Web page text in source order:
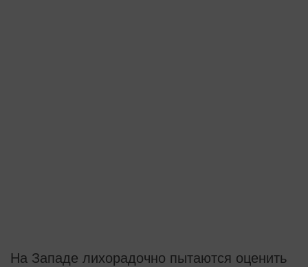
На Западе лихорадочно пытаются оценить